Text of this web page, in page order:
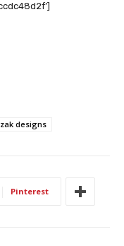
zak designs
Pinterest